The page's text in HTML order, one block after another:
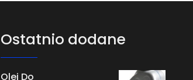
Ostatnio dodane
Olej Do